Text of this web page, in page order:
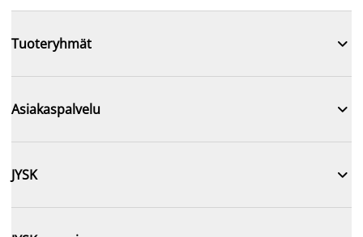
Tuoteryhmät 
Asiakaspalvelu 
JYSK 